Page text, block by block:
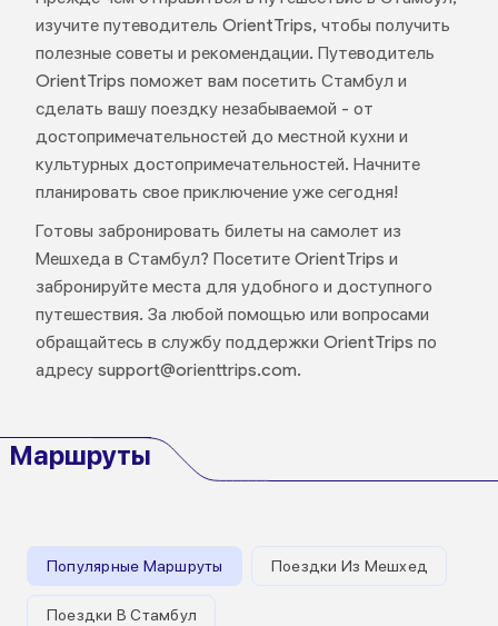
изучите путеводитель OrientTrips, чтобы получить
полезные советы и рекомендации. Путеводитель
OrientTrips поможет вам посетить Стамбул и
сделать вашу поездку незабываемой - от
достопримечательностей до местной кухни и
культурных достопримечательностей. Начните
планировать свое приключение уже сегодня!
Готовы забронировать билеты на самолет из
Мешхеда в Стамбул? Посетите OrientTrips и
забронируйте места для удобного и доступного
путешествия. За любой помощью или вопросами
обращайтесь в службу поддержки OrientTrips по
адресу support@orienttrips.com.
Маршруты
Популярные Маршруты Поездки Из Мешхед
Поездки В Стамбул